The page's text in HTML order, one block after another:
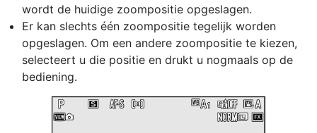
wordt de huidige zoompositie opgeslagen.
Er kan slechts één zoompositie tegelijk worden
opgeslagen. Om een andere zoompositie te kiezen,
selecteert u die positie en drukt u nogmaals op de
bediening.